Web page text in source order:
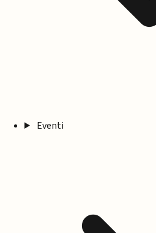
Eventi